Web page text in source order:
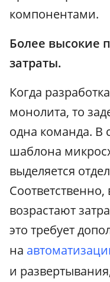
компонентами.
Более высокие
затраты.
Когда
монолита, то
одна команда. В
шаблона
выделяется
Соответственно,
возрастают
это требует
на
и